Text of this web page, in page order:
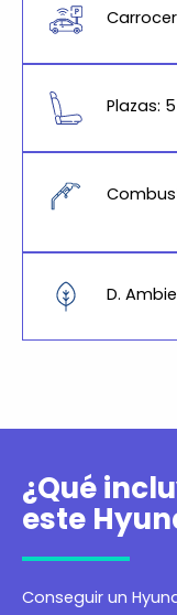
Plazas: 5
D.
¿Qué
este
Conseguir un